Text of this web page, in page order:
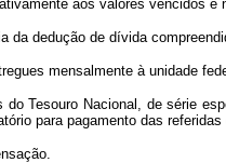
aos valores vencidos
dedução de dívida
mensalmente à unidade
Nacional, de série
para pagamento das